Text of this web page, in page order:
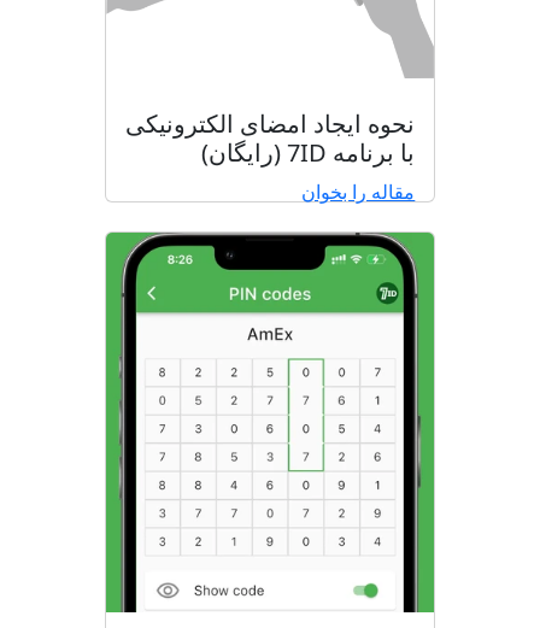
نحوه ایجاد امضای الکترونیکی
با برنامه 7ID (رایگان)
مقاله را بخوان